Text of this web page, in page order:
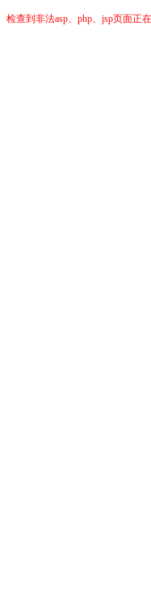
检查到非法asp、php、jsp页面正